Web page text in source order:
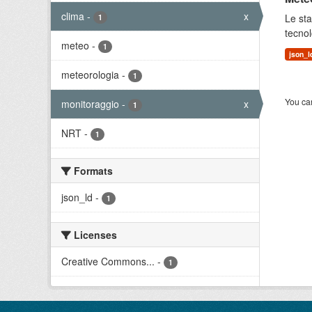
clima - 1 x
meteo - 1
meteorologia - 1
monitoraggio - 1 x
NRT - 1
Formats
json_ld - 1
Licenses
Creative Commons... - 1
Le
You